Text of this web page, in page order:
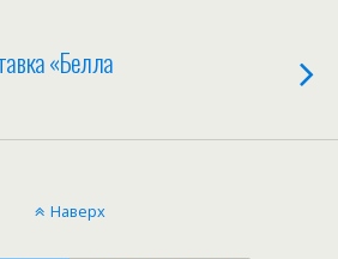
«Белла
Наверх